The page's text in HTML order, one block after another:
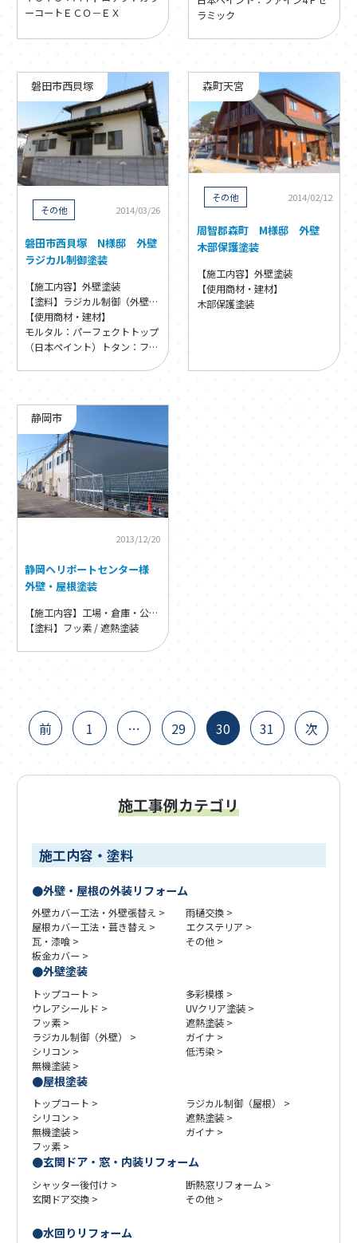
ーコートＥＣＯ－ＥＸ
ラミック
磐田市西貝塚
2014/03/26
その他
磐田市西貝塚 N様邸 外壁
ラジカル制御塗装
【施工内容】外壁塗装
【塗料】ラジカル制御（外壁） / シリコン
【使用商材・建材】
モルタル：パーフェクトトップ
（日本ペイント）
トタン：ファ
インシリコンフレッシュ（日本
森町天宮
2014/02/12
その他
周智郡森町 M様邸 外壁
木部保護塗装
【施工内容】外壁塗装
【使用商材・建材】
木部保護塗装
静岡市
2013/12/20
静岡ヘリポートセンター様
外壁・屋根塗装
【施工内容】工場・倉庫・公共物件
【塗料】フッ素 / 遮熱塗装
前 1 … 29 30 31 次
施工事例カテゴリ
施工内容・塗料
外壁・屋根の外装リフォーム
外壁カバー工法・外壁張替え
屋根カバー工法・葺き替え
瓦・漆喰
板金カバー
雨樋交換
エクステリア
その他
外壁塗装
トップコート
ウレアシールド
フッ素
ラジカル制御（外壁）
シリコン
無機塗装
多彩模様
UVクリア塗装
遮熱塗装
ガイナ
低汚染
屋根塗装
トップコート
シリコン
無機塗装
フッ素
ラジカル制御（屋根）
遮熱塗装
ガイナ
玄関ドア・窓・内装リフォーム
シャッター後付け
玄関ドア交換
断熱窓リフォーム
その他
水回りリフォーム